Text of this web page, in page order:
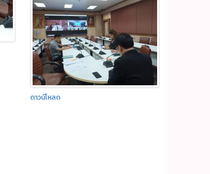
ดาวน์โหลด